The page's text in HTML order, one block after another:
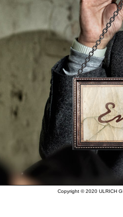
Copyright © 2020 ULRICH